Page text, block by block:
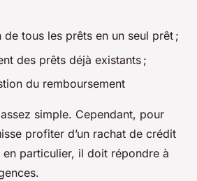
tous les prêts en un seul prêt ;
des prêts déjà existants ;
du remboursement
simple. Cependant, pour
profiter d’un rachat de crédit
en particulier, il doit répondre à